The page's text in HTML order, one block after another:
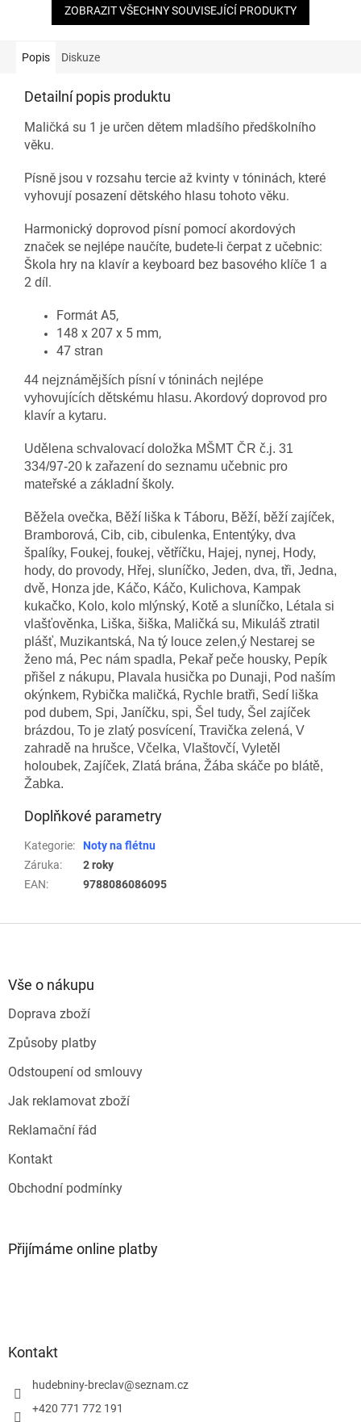
ZOBRAZIT VŠECHNY SOUVISEJÍCÍ PRODUKTY
Popis Diskuze
Detailní popis produktu
Maličká su 1 je určen dětem mladšího předškolního
věku.
Písně jsou v rozsahu tercie až kvinty v tóninách, které
vyhovují posazení dětského hlasu tohoto věku.
Harmonický doprovod písní pomocí akordových
značek se nejlépe naučíte, budete-li čerpat z učebnic:
Škola hry na klavír a keyboard bez basového klíče 1 a
2 díl.
Formát A5,
148 x 207 x 5 mm,
47 stran
44 nejznámějších písní v tóninách nejlépe
vyhovujících dětskému hlasu. Akordový doprovod pro
klavír a kytaru.
Udělena schvalovací doložka MŠMT ČR č.j. 31
334/97-20 k zařazení do seznamu učebnic pro
mateřské a základní školy.
Běžela ovečka, Běží liška k Táboru, Běží, běží zajíček,
Bramborová, Cib, cib, cibulenka, Ententýky, dva
špalíky, Foukej, foukej, větříčku, Hajej, nynej, Hody,
hody, do provody, Hřej, sluníčko, Jeden, dva, tři, Jedna,
dvě, Honza jde, Káčo, Káčo, Kulichova, Kampak
kukačko, Kolo, kolo mlýnský, Kotě a sluníčko, Létala si
vlašťověnka, Liška, šiška, Maličká su, Mikuláš ztratil
plášť, Muzikantská, Na tý louce zelen,ý Nestarej se
ženo má, Pec nám spadla, Pekař peče housky, Pepík
přišel z nákupu, Plavala husička po Dunaji, Pod naším
okýnkem, Rybička maličká, Rychle bratři, Sedí liška
pod dubem, Spi, Janíčku, spi, Šel tudy, Šel zajíček
brázdou, To je zlatý posvícení, Travička zelená, V
zahradě na hrušce, Včelka, Vlaštovčí, Vyletěl
holoubek, Zajíček, Zlatá brána, Žába skáče po blátě,
Žabka.
Doplňkové parametry
Kategorie:
Noty na flétnu
Záruka:
2 roky
EAN: 9788086086095
Vše o nákupu
Doprava zboží
Způsoby platby
Odstoupení od smlouvy
Jak reklamovat zboží
Reklamační řád
Kontakt
Obchodní podmínky
Přijímáme online platby
Kontakt
hudebniny-breclav@seznam.cz
+420 771 772 191